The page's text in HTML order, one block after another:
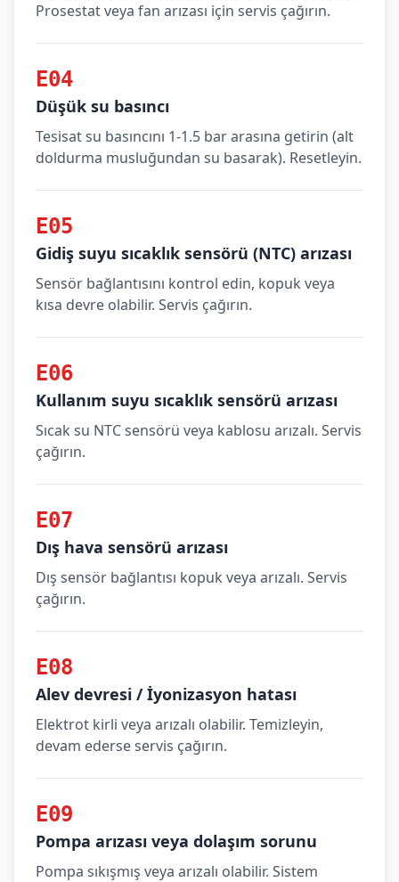
Prosestat veya fan arızası için servis çağırın.
E04
Düşük su basıncı
Tesisat su basıncını 1-1.5 bar arasına getirin (alt
doldurma musluğundan su basarak). Resetleyin.
E05
Gidiş suyu sıcaklık sensörü (NTC) arızası
Sensör bağlantısını kontrol edin, kopuk veya
kısa devre olabilir. Servis çağırın.
E06
Kullanım suyu sıcaklık sensörü arızası
Sıcak su NTC sensörü veya kablosu arızalı. Servis
çağırın.
E07
Dış hava sensörü arızası
Dış sensör bağlantısı kopuk veya arızalı. Servis
çağırın.
E08
Alev devresi / İyonizasyon hatası
Elektrot kirli veya arızalı olabilir. Temizleyin,
devam ederse servis çağırın.
E09
Pompa arızası veya dolaşım sorunu
Pompa sıkışmış veya arızalı olabilir. Sistem